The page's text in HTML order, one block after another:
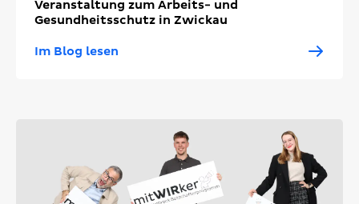
Veranstaltung zum Arbeits- und
Gesundheitsschutz in Zwickau
Im Blog lesen